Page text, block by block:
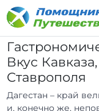
Вкус
Ставрополя
Дагестан – край
и, конечно же,